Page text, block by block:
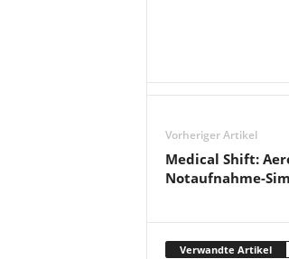
Vorheriger Artikel
Medical Shift:
Notaufnahme-
Verwandte Artikel